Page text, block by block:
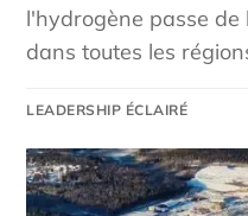
l'hydrogène passe
dans toutes les
LEADERSHIP ÉCLAIRÉ